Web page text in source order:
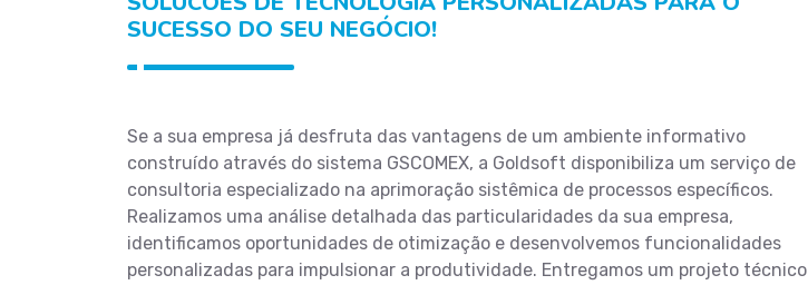
SUCESSO DO SEU NEGÓCIO!
Se a sua empresa já desfruta das vantagens de um ambiente informativo
construído através do sistema GSCOMEX, a Goldsoft disponibiliza um serviço de
consultoria especializado na aprimoração sistêmica de processos específicos.
Realizamos uma análise detalhada das particularidades da sua empresa,
identificamos oportunidades de otimização e desenvolvemos funcionalidades
personalizadas para impulsionar a produtividade. Entregamos um projeto técnico